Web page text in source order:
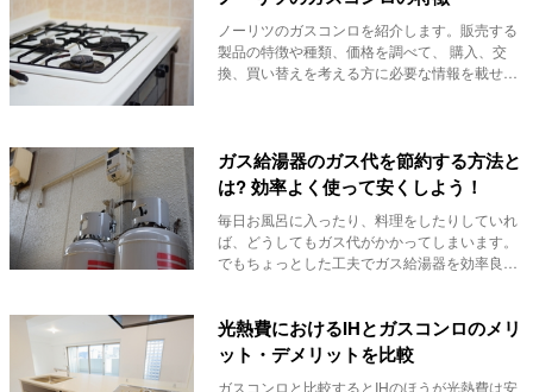
ノーリツのガスコンロを紹介します。販売する
製品の特徴や種類、価格を調べて、 購入、交
換、買い替えを考える方に必要な情報を載せま
ガス給湯器のガス代を節約する方法と
は? 効率よく使って安くしよう！
毎日お風呂に入ったり、料理をしたりしていれ
ば、どうしてもガス代がかかってしまいます。
でもちょっとした工夫でガス給湯器を効率良く
光熱費におけるIHとガスコンロのメリ
ット・デメリットを比較
ガスコンロと比較するとIHのほうが光熱費は安